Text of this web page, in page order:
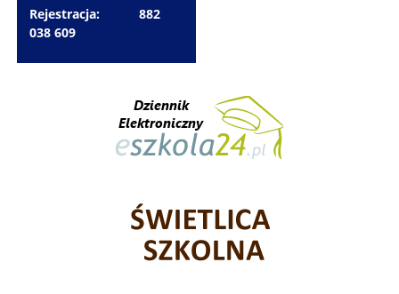
Rejestracja: 882
038 609